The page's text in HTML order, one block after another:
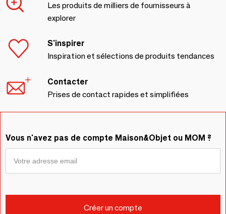
Les produits de milliers de fournisseurs à
explorer
S'inspirer
Inspiration et sélections de produits tendances
Contacter
Prises de contact rapides et simplifiées
Vous n'avez pas de compte Maison&Objet ou MOM ?